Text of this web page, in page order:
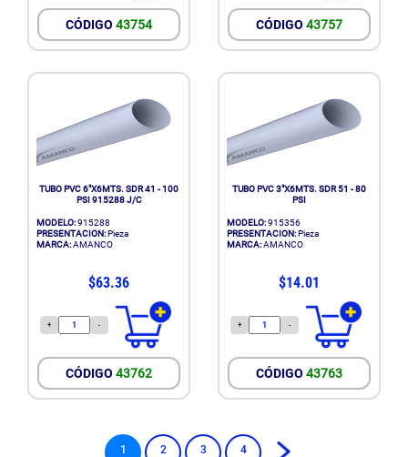
CÓDIGO 43754 CÓDIGO 43757
TUBO PVC 6"X6MTS. SDR 41 - 100
PSI 915288 J/C
MODELO:915288
PRESENTACION:Pieza
MARCA:AMANCO
$63.36
+ -
CÓDIGO 43762
TUBO PVC 3"X6MTS. SDR 51 - 80
PSI
MODELO:915356
PRESENTACION:Pieza
MARCA:AMANCO
$14.01
+ -
CÓDIGO 43763
1 2 3 4